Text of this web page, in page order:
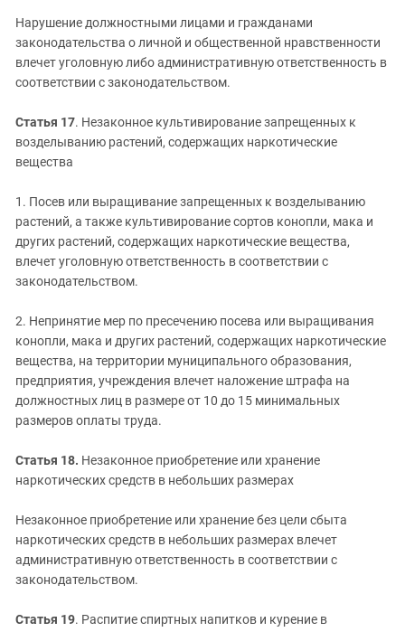
Нарушение должностными лицами и гражданами
законодательства о личной и общественной нравственности
влечет уголовную либо административную ответственность в
соответствии с законодательством.
Статья 17. Незаконное культивирование запрещенных к
возделыванию растений, содержащих наркотические
вещества
1. Посев или выращивание запрещенных к возделыванию
растений, а также культивирование сортов конопли, мака и
других растений, содержащих наркотические вещества,
влечет уголовную ответственность в соответствии с
законодательством.
2. Непринятие мер по пресечению посева или выращивания
конопли, мака и других растений, содержащих наркотические
вещества, на территории муниципального образования,
предприятия, учреждения влечет наложение штрафа на
должностных лиц в размере от 10 до 15 минимальных
размеров оплаты труда.
Статья 18. Незаконное приобретение или хранение
наркотических средств в небольших размерах
Незаконное приобретение или хранение без цели сбыта
наркотических средств в небольших размерах влечет
административную ответственность в соответствии с
законодательством.
Статья 19. Распитие спиртных напитков и курение в